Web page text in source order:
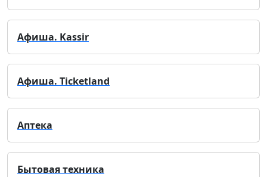
Афиша. Kassir
Афиша. Ticketland
Аптека
Бытовая техника